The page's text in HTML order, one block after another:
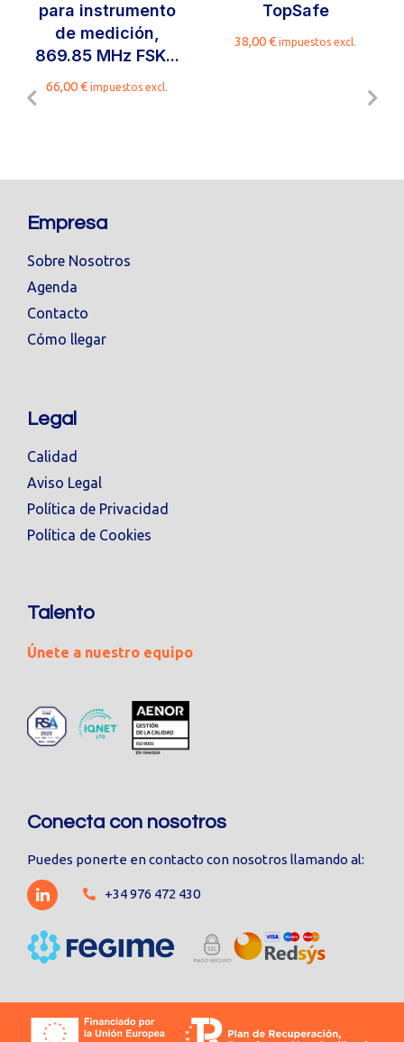
para instrumento
de medición,
869.85 MHz FSK...
66,00€ impuestos excl.
TopSafe
38,00€ impuestos excl.
Empresa
Sobre Nosotros
Agenda
Contacto
Cómo llegar
Legal
Calidad
Aviso Legal
Política de Privacidad
Política de Cookies
Talento
Únete a nuestro equipo
Conecta con nosotros
Puedes ponerte en contacto con nosotros llamando al:
+34 976 472 430